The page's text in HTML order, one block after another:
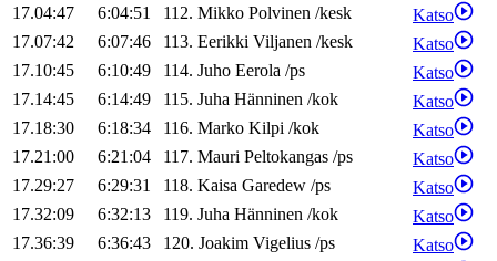
17.04:47
6:04:51 112. Mikko Polvinen /kesk
Katso
17.07:42
6:07:46 113. Eerikki Viljanen /kesk
Katso
17.10:45
6:10:49 114. Juho Eerola /ps
Katso
17.14:45
6:14:49 115. Juha Hänninen /kok
Katso
17.18:30
6:18:34 116. Marko Kilpi /kok
Katso
17.21:00
6:21:04 117. Mauri Peltokangas /ps
Katso
17.29:27
6:29:31 118. Kaisa Garedew /ps
Katso
17.32:09
6:32:13 119. Juha Hänninen /kok
Katso
17.36:39
6:36:43 120. Joakim Vigelius /ps
Katso